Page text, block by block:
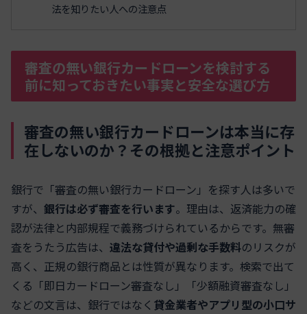
法を知りたい人への注意点
審査の無い銀行カードローンを検討する
前に知っておきたい事実と安全な選び方
審査の無い銀行カードローンは本当に存
在しないのか？その根拠と注意ポイント
銀行で「審査の無い銀行カードローン」を探す人は多いで
すが、 銀行は必ず審査を行います。理由は、返済能力の確
認が法律と内部規程で義務づけられているからです。無審
査をうたう広告は、 違法な貸付や過剰な手数料のリスクが
高く、正規の銀行商品とは性質が異なります。検索で出て
くる「即日カードローン審査なし」「少額融資審査なし」
などの文言は、銀行ではなく 貸金業者やアプリ型の小口サ